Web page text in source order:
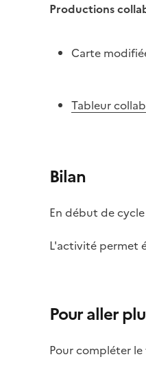
Productions
Carte
Tableur
Bilan
En début de
L'activité permet
Pour aller
Pour compléter